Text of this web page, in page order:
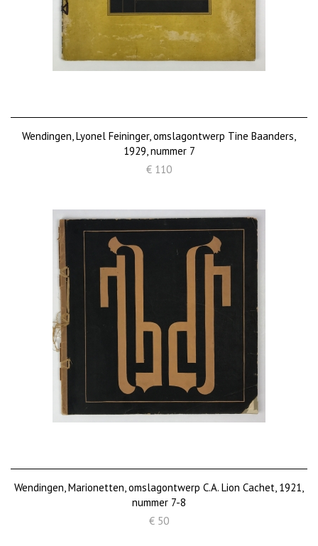
Wendingen, Lyonel Feininger, omslagontwerp Tine Baanders,
1929, nummer 7
€ 110
Wendingen, Marionetten, omslagontwerp C.A. Lion Cachet, 1921,
nummer 7-8
€ 50